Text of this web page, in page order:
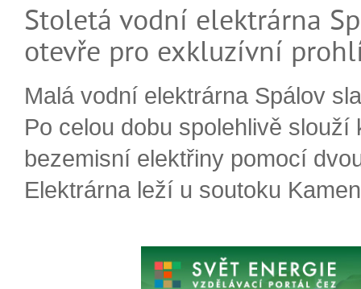
Stoletá vodní elektrárna
otevře pro exkluzívní
Malá vodní elektrárna Spálov
Po celou dobu spolehlivě slouží
bezemisní elektřiny pomocí
Elektrárna leží u soutoku